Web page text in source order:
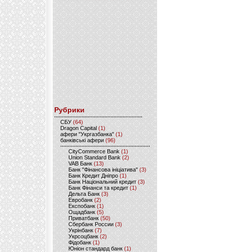
Рубрики
CБУ (64)
Dragon Capital (1)
афери "Укргазбанка" (1)
банківські афери (96)
CityCommerce Bank (1)
Union Standard Bank (2)
VAB Банк (13)
Банк "Фінансова ініціатива" (3)
Банк Кредит Дніпро (1)
Банк Національний кредит (3)
Банк Фінанси та кредит (1)
Дельта Банк (3)
Евробанк(2)
Експобанк (1)
Ощадбанк(5)
Приватбанк (50)
Сбербанк России (3)
Укрінбанк(7)
Укрсоцбанк (2)
Фідобанк (1)
Юніон стандард банк(1)